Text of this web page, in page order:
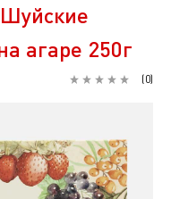
агаре 250г
(0)